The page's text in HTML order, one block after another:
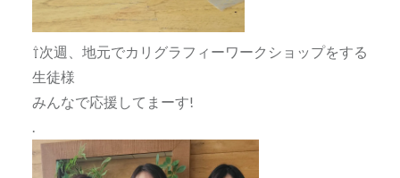
⇧次週、地元でカリグラフィーワークショップをする
生徒様
みんなで応援してまーす!
.